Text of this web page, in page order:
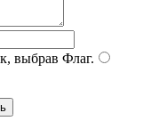
выбрав Флаг.